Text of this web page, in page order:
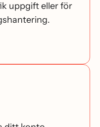
uppgift eller för